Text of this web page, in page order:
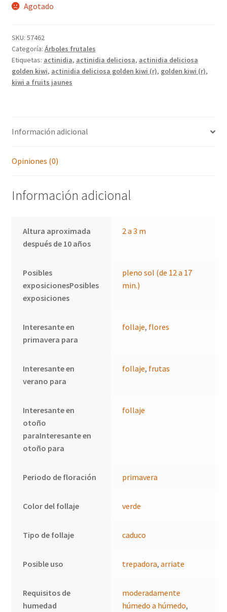
Agotado
SKU: 57462
Categoría: Árboles frutales
Etiquetas: actinidia, actinidia deliciosa, actinidia deliciosa
golden kiwi, actinidia deliciosa golden kiwi (r), golden kiwi (r),
kiwi a fruits jaunes
Información adicional
Opiniones (0)
Información adicional
Altura aproximada
después de 10 años
2 a 3 m
Posibles
exposicionesPosibles
exposiciones
pleno sol (de 12 a 17
min.)
Interesante en
primavera para
follaje, flores
Interesante en
verano para
follaje, frutas
Interesante en
otoño
paraInteresante en
otoño para
follaje
Periodo de floración primavera
Color del follaje verde
Tipo de follaje caduco
Posible uso trepadora,arriate
Requisitos de
humedad
moderadamente
húmedo a húmedo,